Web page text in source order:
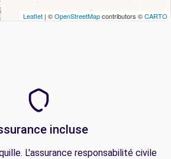
Leaflet | ©OpenStreetMapcontributors ©CARTO
incluse
L'assurance responsabilité civile